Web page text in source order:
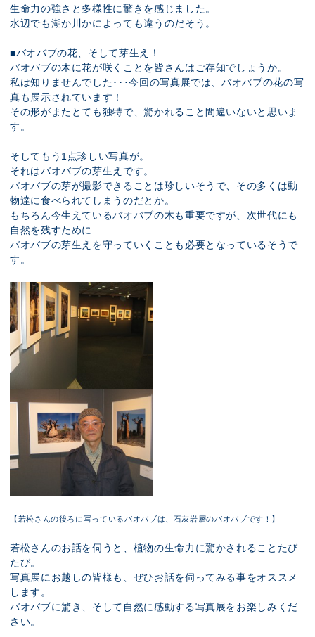
生命力の強さと多様性に驚きを感じました。
水辺でも湖か川かによっても違うのだそう。
■バオバブの花、そして芽生え！
バオバブの木に花が咲くことを皆さんはご存知でしょうか。
私は知りませんでした･･･今回の写真展では、バオバブの花の写
真も展示されています！
その形がまたとても独特で、驚かれること間違いないと思いま
す。
そしてもう1点珍しい写真が。
それはバオバブの芽生えです。
バオバブの芽が撮影できることは珍しいそうで、その多くは動
物達に食べられてしまうのだとか。
もちろん今生えているバオバブの木も重要ですが、次世代にも
自然を残すために
バオバブの芽生えを守っていくことも必要となっているそうで
す。
【若松さんの後ろに写っているバオバブは、石灰岩層のバオバブです！】
若松さんのお話を伺うと、植物の生命力に驚かされることたび
たび。
写真展にお越しの皆様も、ぜひお話を伺ってみる事をオススメ
します。
バオバブに驚き、そして自然に感動する写真展をお楽しみくだ
さい。